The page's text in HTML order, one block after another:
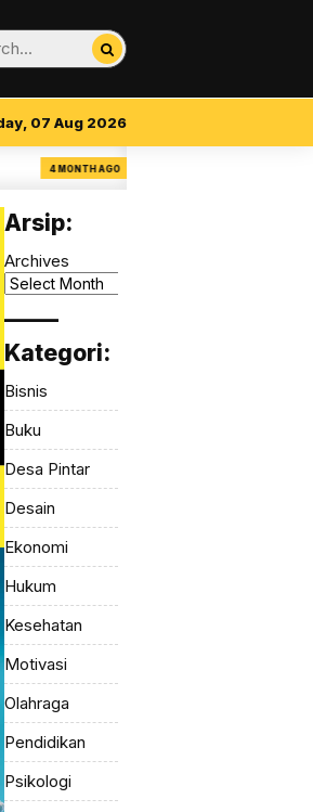
07 Aug 2026
4 MONTH AGO 14 Aturan Visual Clarity
Arsip:
Archives
Kategori:
Bisnis
Buku
Desa Pintar
Desain
Ekonomi
Hukum
Kesehatan
Motivasi
Olahraga
Pendidikan
Psikologi